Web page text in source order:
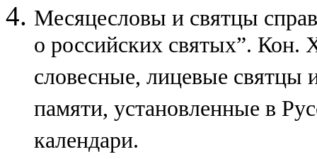
Месяцесловы и святцы
о российских святых”.
словесные, лицевые
памяти, установленные в
календари.